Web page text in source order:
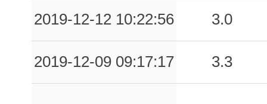
2019-12-12 10:22:56 3.0
2019-12-09 09:17:17 3.3